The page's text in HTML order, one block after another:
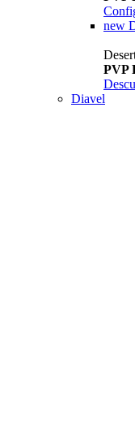
new
PVP
Diavel